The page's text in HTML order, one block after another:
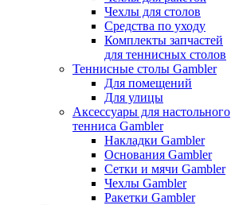
Чехлы для столов
Средства по уходу
Комплекты запчастей
для теннисных столов
Теннисные столы Gambler
Для помещений
Для улицы
Аксессуары для настольного
тенниса Gambler
Накладки Gambler
Основания Gambler
Сетки и мячи Gambler
Чехлы Gambler
Ракетки Gambler